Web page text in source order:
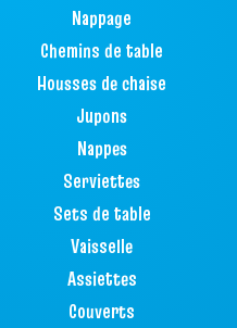
Nappage
Chemins de table
Housses de chaise
Jupons
Nappes
Serviettes
Sets de table
Vaisselle
Assiettes
Couverts